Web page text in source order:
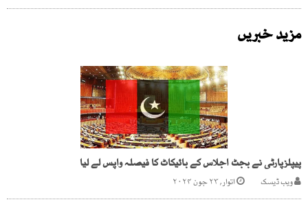
مزید خبریں
پیپلزپارٹی نے بجٹ اجلاس کے بائیکاٹ کا فیصلہ واپس لے لیا
ویب ڈیسک اتوار, ۲۳ جون ۲۰۲۴